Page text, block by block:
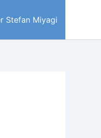
Stefan Miyagi